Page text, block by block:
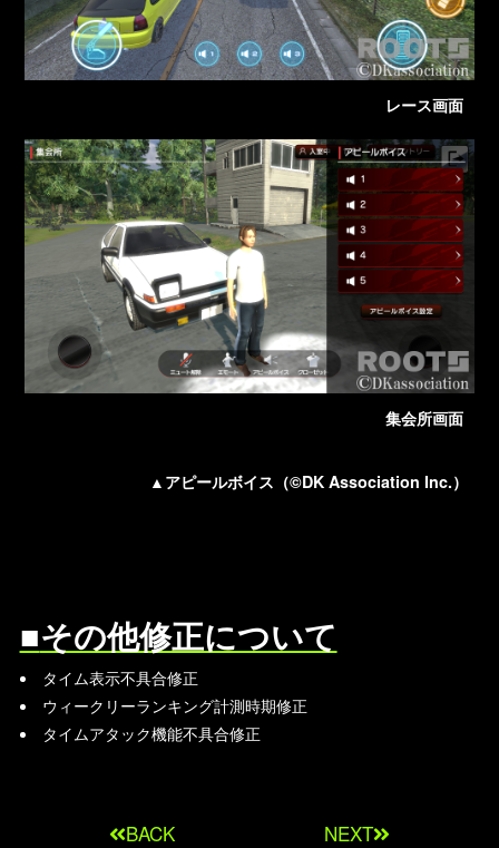
レース画面
集会所画面
アピールボイス（©DK Association Inc.）
その他修正について
タイム表示不具合修正
ウィークリーランキング計測時期修正
タイムアタック機能不具合修正
BACK NEXT